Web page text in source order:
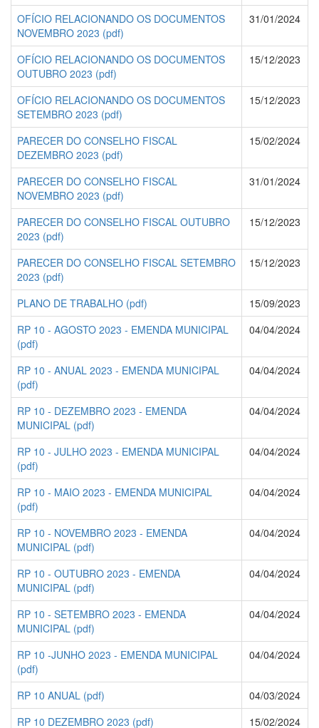
OFÍCIO RELACIONANDO OS DOCUMENTOS
NOVEMBRO 2023 (pdf)
31/01/2024
OFÍCIO RELACIONANDO OS DOCUMENTOS
OUTUBRO 2023 (pdf)
15/12/2023
OFÍCIO RELACIONANDO OS DOCUMENTOS
SETEMBRO 2023 (pdf)
15/12/2023
PARECER DO CONSELHO FISCAL
DEZEMBRO 2023 (pdf)
15/02/2024
PARECER DO CONSELHO FISCAL
NOVEMBRO 2023 (pdf)
31/01/2024
PARECER DO CONSELHO FISCAL OUTUBRO
2023 (pdf)
15/12/2023
PARECER DO CONSELHO FISCAL SETEMBRO
2023 (pdf)
15/12/2023
PLANO DE TRABALHO (pdf)
15/09/2023
RP 10 - AGOSTO 2023 - EMENDA MUNICIPAL
(pdf)
04/04/2024
RP 10 - ANUAL 2023 - EMENDA MUNICIPAL
(pdf)
04/04/2024
RP 10 - DEZEMBRO 2023 - EMENDA
MUNICIPAL (pdf)
04/04/2024
RP 10 - JULHO 2023 - EMENDA MUNICIPAL
(pdf)
04/04/2024
RP 10 - MAIO 2023 - EMENDA MUNICIPAL
(pdf)
04/04/2024
RP 10 - NOVEMBRO 2023 - EMENDA
MUNICIPAL (pdf)
04/04/2024
RP 10 - OUTUBRO 2023 - EMENDA
MUNICIPAL (pdf)
04/04/2024
RP 10 - SETEMBRO 2023 - EMENDA
MUNICIPAL (pdf)
04/04/2024
RP 10 -JUNHO 2023 - EMENDA MUNICIPAL
(pdf)
04/04/2024
RP 10 ANUAL (pdf)
04/03/2024
RP 10 DEZEMBRO 2023 (pdf)
15/02/2024